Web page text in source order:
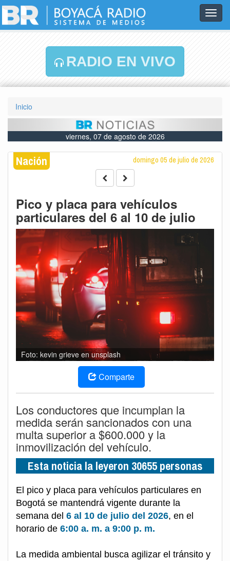
RADIO EN VIVO
Inicio
viernes, 07 de agosto de 2026
Nación domingo 05 de julio de 2026
Pico y placa para vehículos
particulares del 6 al 10 de julio
Foto: kevin grieve en unsplash
Comparte
Los conductores que incumplan la
medida serán sancionados con una
multa superior a $600.000 y la
inmovilización del vehículo.
Esta noticia la leyeron 30655 personas
El pico y placa para vehículos particulares en
Bogotá se mantendrá vigente durante la
semana del 6 al 10 de julio del 2026, en el
horario de 6:00 a. m. a 9:00 p. m.
La medida ambiental busca agilizar el tránsito y